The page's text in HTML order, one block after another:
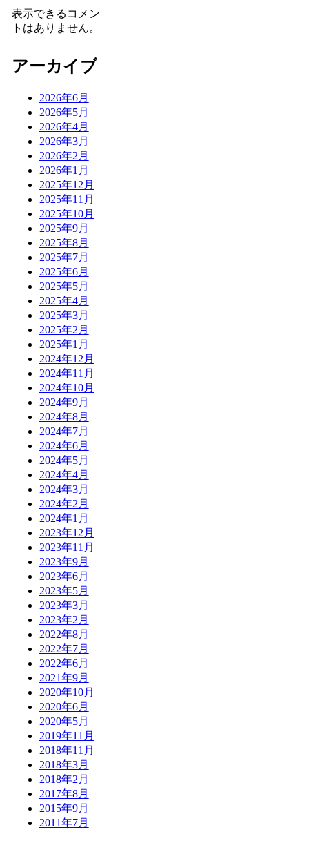
表示できるコメン
トはありません。
アーカイブ
2026年6月
2026年5月
2026年4月
2026年3月
2026年2月
2026年1月
2025年12月
2025年11月
2025年10月
2025年9月
2025年8月
2025年7月
2025年6月
2025年5月
2025年4月
2025年3月
2025年2月
2025年1月
2024年12月
2024年11月
2024年10月
2024年9月
2024年8月
2024年7月
2024年6月
2024年5月
2024年4月
2024年3月
2024年2月
2024年1月
2023年12月
2023年11月
2023年9月
2023年6月
2023年5月
2023年3月
2023年2月
2022年8月
2022年7月
2022年6月
2021年9月
2020年10月
2020年6月
2020年5月
2019年11月
2018年11月
2018年3月
2018年2月
2017年8月
2015年9月
2011年7月